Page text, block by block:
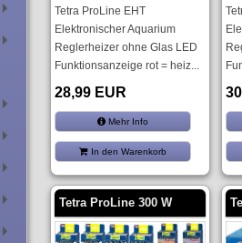
Tetra ProLine EHT
Elektronischer Aquarium
Reglerheizer ohne Glas LED
Funktionsanzeige rot = heiz...
28,99 EUR
Mehr Info
In den Warenkorb
Tetra ProLine 300 W